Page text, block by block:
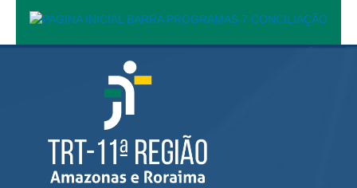
Calendário das Sessões do Pleno e Especializadas 2026
Carta de Serviços ao Cidadão
Cadastro de Peritos, Tradutores e Intérpretes
Calendários